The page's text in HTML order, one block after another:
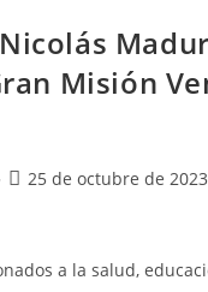
Misión
25 de octubre de 2023
a la salud,